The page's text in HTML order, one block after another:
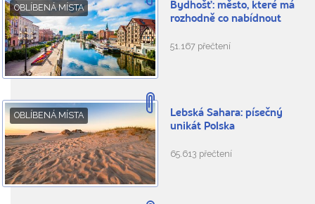
OBLÍBENÁ MÍSTA
Bydhošť: město, které má
rozhodně co nabídnout
51.167 přečtení
OBLÍBENÁ MÍSTA
Lebská Sahara: písečný
unikát Polska
65.613 přečtení